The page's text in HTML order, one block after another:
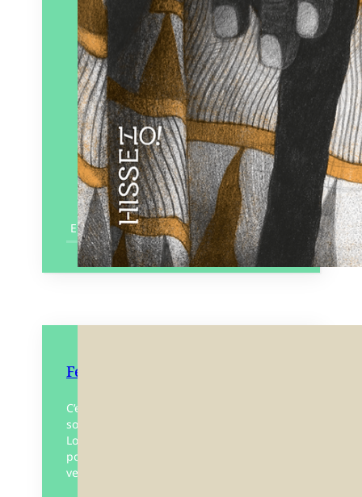
En savoir plus
Femme objet
C’est le cri d’une jeune femme qui a
souffert d’une relation toxique au travail.
Louise Jousse transpose cette histoire
poignante dans le monde des maisons de
vente aux…